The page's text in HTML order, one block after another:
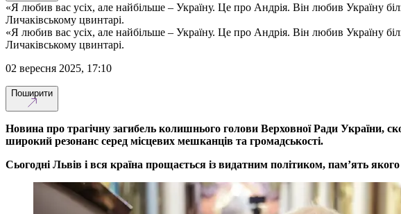
«Я любив вас усіх, але найбільше – Україну. Це про Андрія. Він любив Україну
Личаківському цвинтарі.
«Я любив вас усіх, але найбільше – Україну. Це про Андрія. Він любив Україну
Личаківському цвинтарі.
02 вересня 2025, 17:10
Поширити
Новина про трагічну загибель колишнього голови Верховної Ради України,
широкий резонанс серед місцевих мешканців та громадськості.
Сьогодні Львів і вся країна прощається із видатним політиком, пам’ять